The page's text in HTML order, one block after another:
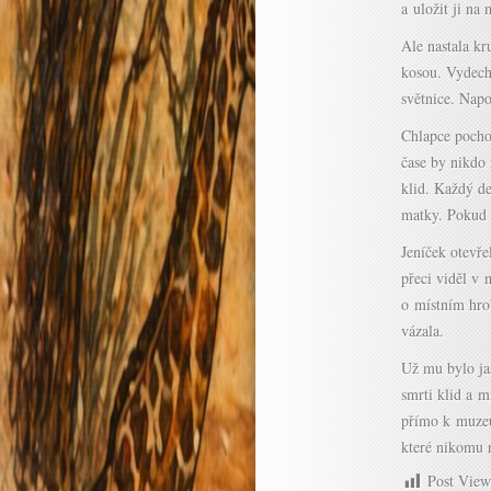
a uložit ji na
Ale nastala
kosou.
světnice.
Chlapce
čase by nikdo
klid. Každý
matky.
Jeníček
přeci viděl v
o místním
vázala.
Už mu bylo
smrti klid a
přímo k
které nikomu
Post